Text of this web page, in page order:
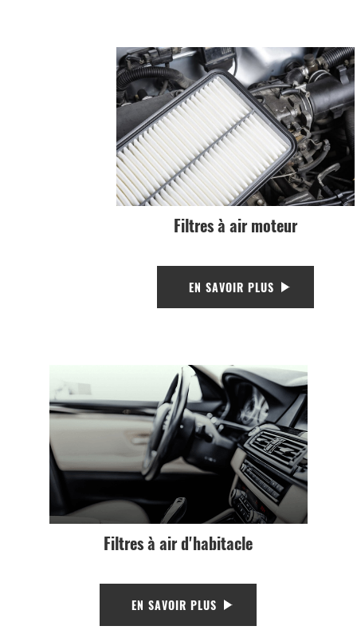
Filtres à air moteur
EN SAVOIR PLUS
Filtres à air d'habitacle
EN SAVOIR PLUS